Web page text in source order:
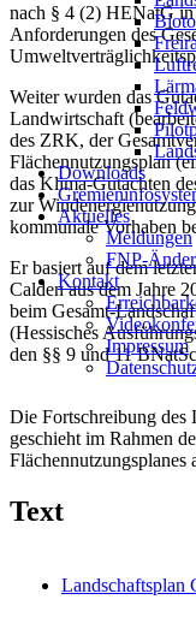
Downloads
Aktuelles
Meldungen
FNP-
Kontakt
Impressum
nach § 4 (2) HENatG in
Anforderungen des
Weiter wurden das
Landwirtschaft
des ZRK, der
Flächennutzungsplan
das Klima-Gutachten
zur
kommunale Vorhaben
Er basiert auf dem
Calden aus dem Jahre
beim Gesamt-
(Hessisches
den §§ 9 und 11
Die Fortschreibung des
geschieht im Rahmen
Flächennutzungsplanes
Text
Landschaftsplan